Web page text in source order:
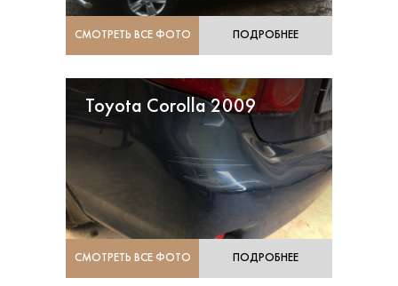
СМОТРЕТЬ ВСЕ ФОТО ПОДРОБНЕЕ
Toyota Corolla 2009
СМОТРЕТЬ ВСЕ ФОТО ПОДРОБНЕЕ